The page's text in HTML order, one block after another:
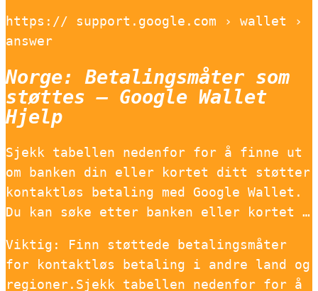
https:// support.google.com › wallet ›
answer
Norge: Betalingsmåter som
støttes – Google Wallet
Hjelp
Sjekk tabellen nedenfor for å finne ut
om banken din eller kortet ditt støtter
kontaktløs betaling med Google Wallet.
Du kan søke etter banken eller kortet …
Viktig: Finn støttede betalingsmåter
for kontaktløs betaling i andre land og
regioner.Sjekk tabellen nedenfor for å